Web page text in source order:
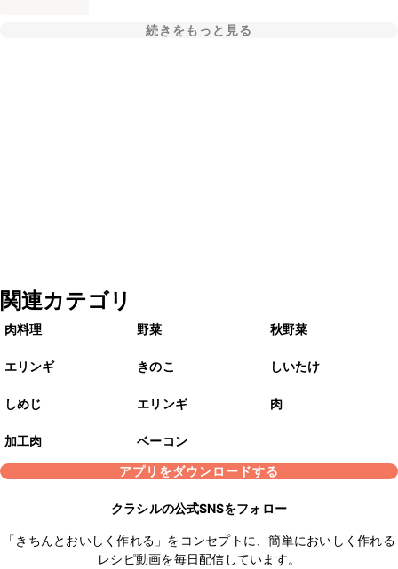
続きをもっと見る
関連カテゴリ
肉料理 野菜 秋野菜
エリンギ きのこ しいたけ
しめじ エリンギ 肉
加工肉
ベーコン
アプリをダウンロードする
クラシルの公式SNSをフォロー
「きちんとおいしく作れる」をコンセプトに、簡単においしく作れる
レシピ動画を毎日配信しています。